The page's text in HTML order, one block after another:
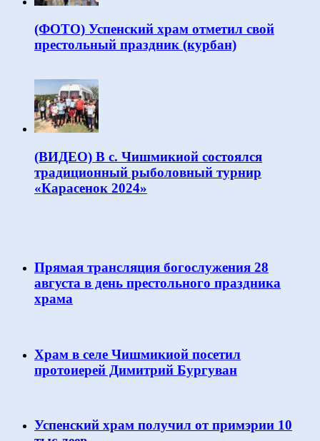
(ФОТО) Успенский храм отметил свой
престольный праздник (курбан)
(ВИДЕО) В с. Чишмикиой состоялся
традиционный рыболовный турнир
«Карасенок 2024»
Прямая трансляция богослужения 28
августа в день престольного праздника
храма
Храм в селе Чишмикиой посетил
протоиерей Димитрий Бургуван
Успенский храм получил от примэрии 10